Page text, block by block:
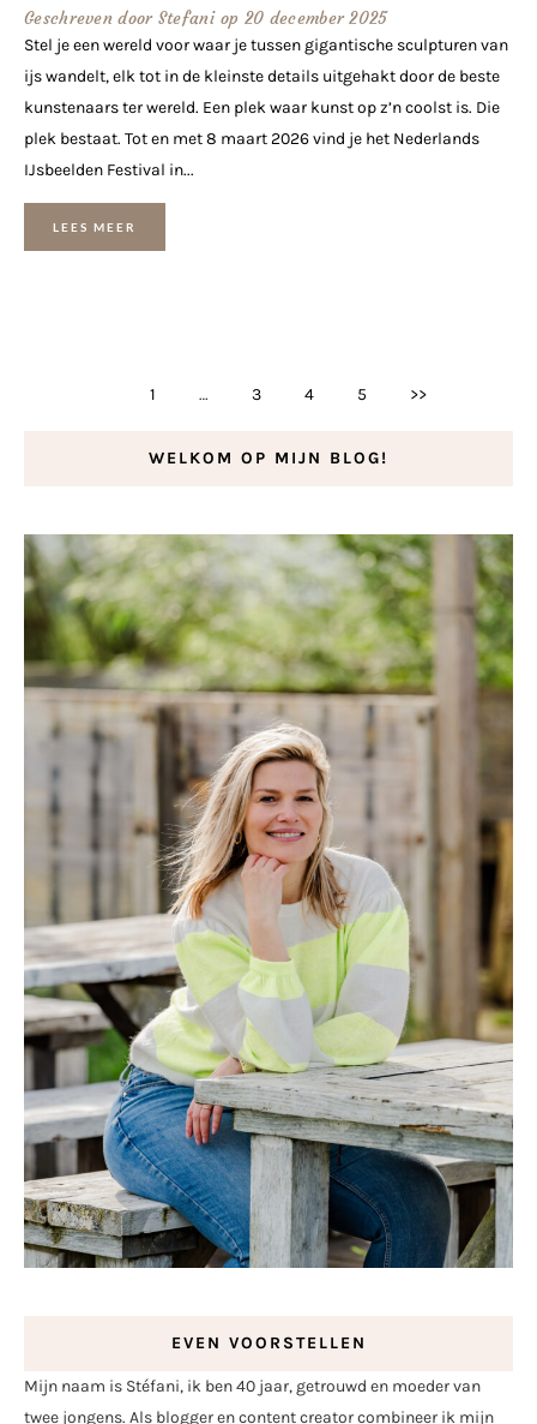
Geschreven doorStefani op 20 december 2025
Stel je een wereld voor waar je tussen gigantische sculpturen van
ijs wandelt, elk tot in de kleinste details uitgehakt door de beste
kunstenaars ter wereld. Een plek waar kunst op z’n coolst is. Die
plek bestaat. Tot en met 8 maart 2026 vind je het Nederlands
IJsbeelden Festival in...
LEES MEER
1 … 3 4 5 >>
WELKOM OP MIJN BLOG!
EVEN VOORSTELLEN
Mijn naam is Stéfani, ik ben 40 jaar, getrouwd en moeder van
twee jongens. Als blogger en content creator combineer ik mijn